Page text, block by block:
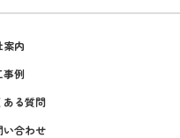
案内
事例
ある質問
い合わせ